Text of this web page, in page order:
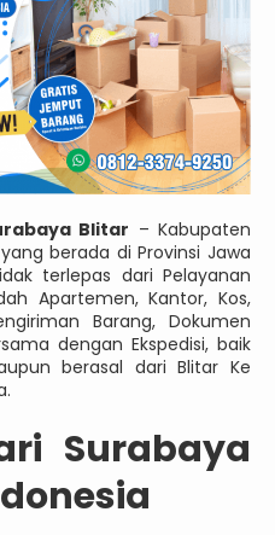
Blitar – Kabupaten
berada di Provinsi Jawa
terlepas dari Pelayanan
Apartemen, Kantor, Kos,
Barang, Dokumen
dengan Ekspedisi, baik
berasal dari Blitar Ke
Surabaya